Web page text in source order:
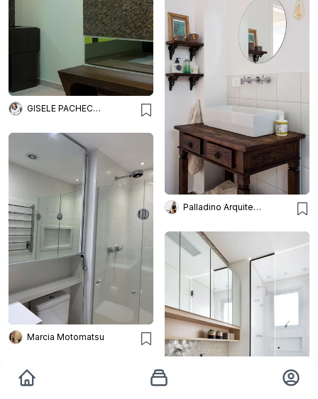
GISELE PACHECO ARQUITETURA E INTERIORES
Palladino Arquitetura
Marcia Motomatsu